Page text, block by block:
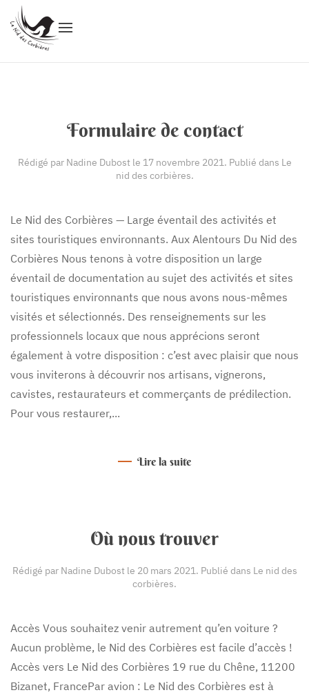
Formulaire de contact
Rédigé par Nadine Dubost le 17 novembre 2021. Publié dans Le
nid des corbières.
Le Nid des Corbières — Large éventail des activités et
sites touristiques environnants. Aux Alentours Du Nid des
Corbières Nous tenons à votre disposition un large
éventail de documentation au sujet des activités et sites
touristiques environnants que nous avons nous-mêmes
visités et sélectionnés. Des renseignements sur les
professionnels locaux que nous apprécions seront
également à votre disposition : c’est avec plaisir que nous
vous inviterons à découvrir nos artisans, vignerons,
cavistes, restaurateurs et commerçants de prédilection.
Pour vous restaurer,...
Lire la suite
Où nous trouver
Rédigé par Nadine Dubost le 20 mars 2021. Publié dans Le nid des
corbières.
Accès Vous souhaitez venir autrement qu’en voiture ?
Aucun problème, le Nid des Corbières est facile d’accès !
Accès vers Le Nid des Corbières 19 rue du Chêne, 11200
Bizanet, FrancePar avion : Le Nid des Corbières est à